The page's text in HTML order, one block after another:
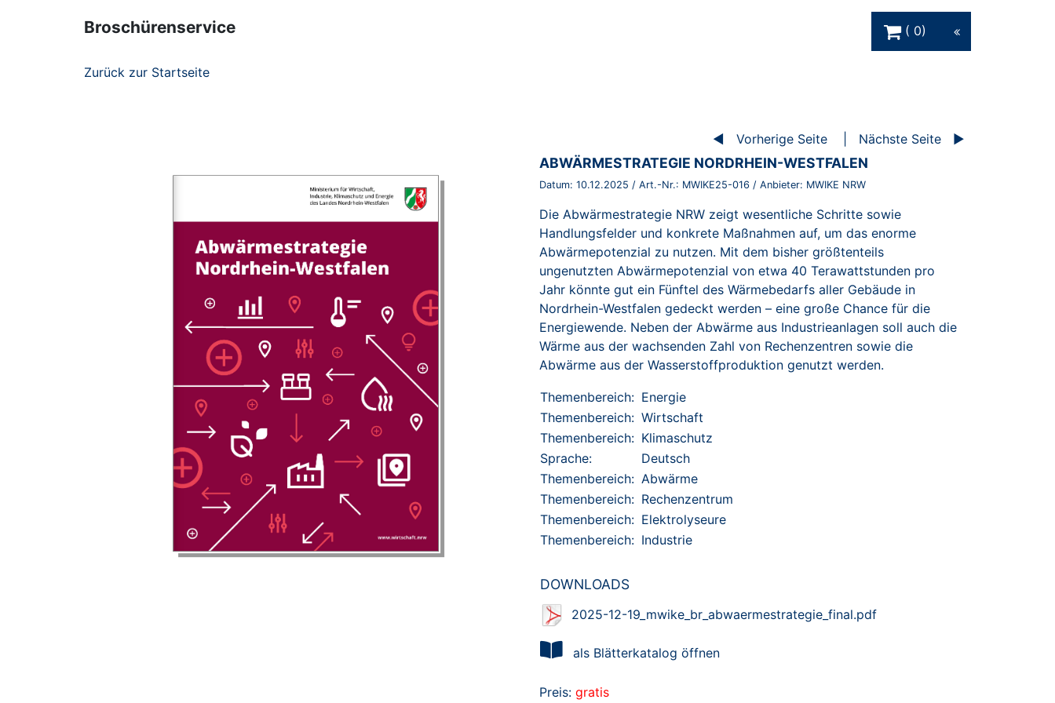
Broschürenservice
0
Zurück zur Startseite
Vorherige Seite Nächste Seite
BROSCHÜRE:
ABWÄRMESTRATEGIE NORDRHEIN-WESTFALEN
Datum: 10.12.2025 / Art.-Nr.: MWIKE25-016 / Anbieter: MWIKE NRW
Die Abwärmestrategie NRW zeigt wesentliche Schritte sowie
Handlungsfelder und konkrete Maßnahmen auf, um das enorme
Abwärmepotenzial zu nutzen. Mit dem bisher größtenteils
ungenutzten Abwärmepotenzial von etwa 40 Terawattstunden pro
Jahr könnte gut ein Fünftel des Wärmebedarfs aller Gebäude in
Nordrhein-Westfalen gedeckt werden – eine große Chance für die
Energiewende. Neben der Abwärme aus Industrieanlagen soll auch die
Wärme aus der wachsenden Zahl von Rechenzentren sowie die
Abwärme aus der Wasserstoffproduktion genutzt werden.
Themenbereich: Energie
Themenbereich: Wirtschaft
Themenbereich: Klimaschutz
Sprache:
Deutsch
Themenbereich: Abwärme
Themenbereich: Rechenzentrum
Themenbereich: Elektrolyseure
Themenbereich: Industrie
DOWNLOADS
2025-12-19_mwike_br_abwaermestrategie_final.pdf
als Blätterkatalog öffnen
Preis: gratis